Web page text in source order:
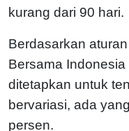
kurang dari 90 hari.
Berdasarkan
Bersama
ditetapkan untuk
bervariasi, ada
persen.